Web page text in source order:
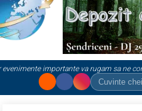
importante va rugam sa ne